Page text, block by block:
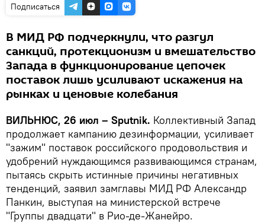
Подписаться
В МИД РФ подчеркнули, что разгул
санкций, протекционизм и вмешательство
Запада в функционирование цепочек
поставок лишь усиливают искажения на
рынках и ценовые колебания
ВИЛЬНЮС, 26 июл – Sputnik. Коллективный Запад
продолжает кампанию дезинформации, усиливает
"зажим" поставок российского продовольствия и
удобрений нуждающимся развивающимся странам,
пытаясь скрыть истинные причины негативных
тенденций, заявил замглавы МИД РФ Александр
Панкин, выступая на министерской встрече
"Группы двадцати" в Рио-де-Жанейро.